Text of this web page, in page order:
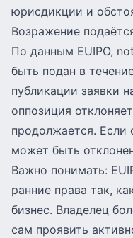
юрисдикции и
Возражение
По данным EUIPO,
быть подан в
публикации заявки
оппозиция
продолжается. Если
может быть
Важно понимать:
ранние права так,
бизнес. Владелец
сам проявить